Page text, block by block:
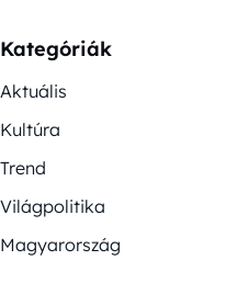
Kategóriák
Aktuális
Kultúra
Trend
Világpolitika
Magyarország